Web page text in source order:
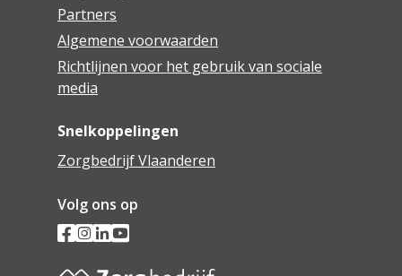
Partners
Algemene voorwaarden
Richtlijnen voor het gebruik van sociale
media
Snelkoppelingen
Zorgbedrijf Vlaanderen
Volg ons op